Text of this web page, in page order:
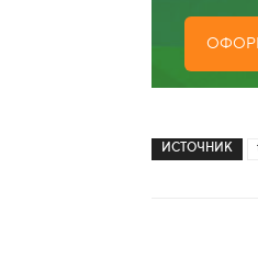
ИСТОЧНИК